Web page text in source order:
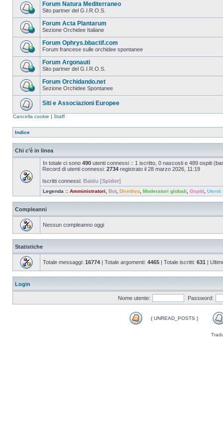
Forum Natura Mediterraneo
Sito partner del G.I.R.O.S.
Forum Acta Plantarum
Sezione Orchidee Italiane
Forum Ophrys.bbactif.com
Forum francese sulle orchidee spontanee
Forum Argonauti
Sito partner del G.I.R.O.S.
Forum Orchidando.net
Sezione Orchidee Spontanee
Siti e Associazioni Europee
Cancella cookie | Staff
Indice
Chi c’è in linea
In totale ci sono 490 utenti connessi :: 1 iscritto, 0 nascosti e 489 ospiti
Record di utenti connessi: 2734 registrato il 28 marzo 2026, 11:19
Iscritti connessi: Baidu [Spider]
Legenda :: Amministratori Bot Direttivo Moderatori globali Ospiti Utenti
Compleanni
Nessun compleanno oggi
Statistiche
Totale messaggi: 16774 | Totale argomenti: 4465 | Totale iscritti: 631 |
Login
Nome utente: Password:
{ UNREAD_POSTS }